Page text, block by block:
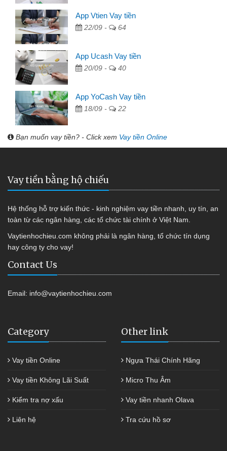
App Vtien Vay tiền
22/09 - 64
App Ucash Vay tiền
20/09 - 40
App YoCash Vay tiền
18/09 - 22
Bạn muốn vay tiền? - Click xem Vay tiền Online
Vay tiền bằng hộ chiếu
Hệ thống hỗ trợ kiến thức - kinh nghiệm vay tiền nhanh, uy tín, an
toàn từ các ngân hàng, các tổ chức tài chính ở Việt Nam.
Vaytienhochieu.com không phải là ngân hàng, tổ chức tín dụng
hay công ty cho vay!
Contact Us
Email: info@vaytienhochieu.com
Category
Vay tiền Online
Vay tiền Không Lãi Suất
Kiểm tra nợ xấu
Liên hệ
Other link
Ngựa Thái Chính Hãng
Micro Thu Âm
Vay tiền nhanh Olava
Tra cứu hồ sơ